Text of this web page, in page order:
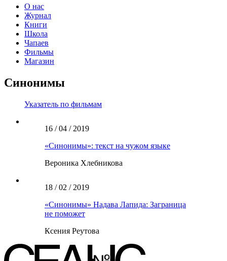
О нас
Журнал
Книги
Школа
Чапаев
Фильмы
Магазин
Синонимы
Указатель по фильмам
16 / 04 / 2019
«Синонимы»: текст на чужом языке
Вероника Хлебникова
18 / 02 / 2019
«Синонимы» Надава Лапида: Заграница
не поможет
Ксения Реутова